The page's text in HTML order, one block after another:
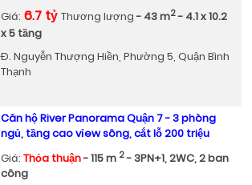
Giá: 6.7 tỷ Thương lượng- 43 m2- 4.1 x 10.2
x 5 tầng
Đ. Nguyễn Thượng Hiền, Phường 5, Quận Bình
Thạnh
Căn hộ River Panorama Quận 7 - 3 phòng
ngủ, tầng cao vỉew sông, cắt lỗ 200 triệu
Giá: Thỏa thuận- 115 m 2- 3PN+1, 2WC, 2 ban
công